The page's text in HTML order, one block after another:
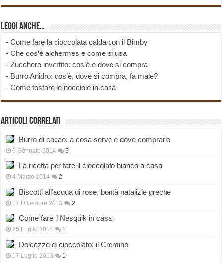
Leggi anche…
-Come fare la cioccolata calda con il Bimby
-Che cos’è alchermes e come si usa
-Zucchero invertito: cos’è e dove si compra
- Burro Anidro: cos’è, dove si compra, fa male?
-Come tostare le nocciole in casa
Articoli correlati
Burro di cacao: a cosa serve e dove comprarlo
6 Gennaio 2014 5
La ricetta per fare il cioccolato bianco a casa
4 Marzo 2014 2
Biscotti all’acqua di rose, bontà natalizie greche
17 Dicembre 2013 2
Come fare il Nesquik in casa
25 Luglio 2014 1
Dolcezze di cioccolato: il Cremino
17 Luglio 2013 1